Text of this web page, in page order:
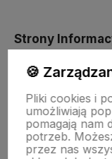
Strony
O firmie
🍪
Pliki cookies i
umożliwiają
pomagają nam
potrzeb.
przez nas